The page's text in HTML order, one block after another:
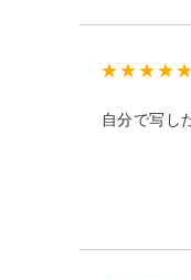
自分で写し